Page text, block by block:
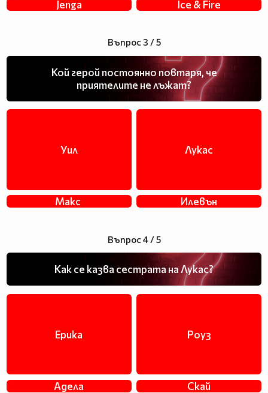
Jenga Ice & Fire
Въпрос 3 / 5
Кой герой постоянно повтаря, че
приятелите не лъжат?
Уил Лукас
Макс Илевън
Въпрос 4 / 5
Как се казва сестрата на Лукас?
Ерика Роуз
Адела Скай